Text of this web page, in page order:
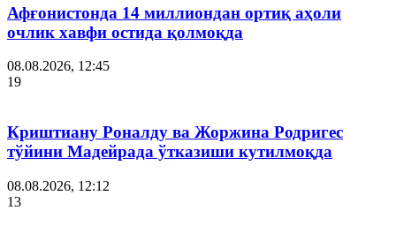
Афғонистонда 14 миллиондан ортиқ аҳоли
очлик хавфи остида қолмоқда
08.08.2026, 12:45
19
Криштиану Роналду ва Жоржина Родригес
тўйини Мадейрада ўтказиши кутилмоқда
08.08.2026, 12:12
13